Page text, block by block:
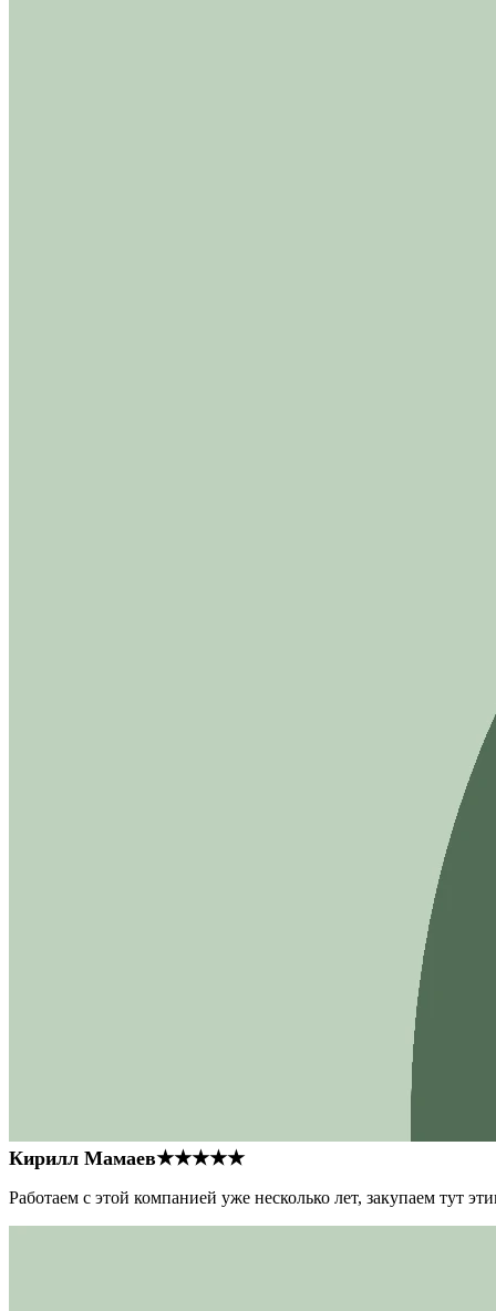
Кирилл Мамаев★★★★★
Работаем с этой компанией уже несколько лет, закупаем тут